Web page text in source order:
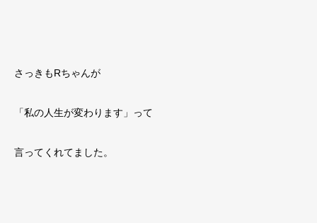
さっきもRちゃんが
「私の人生が変わります」って
言ってくれてました。